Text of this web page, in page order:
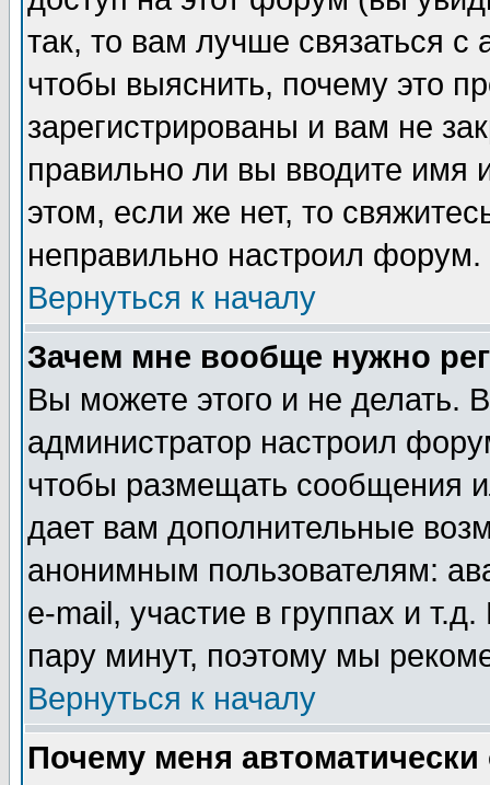
так, то вам лучше связаться
чтобы выяснить, почему это
зарегистрированы и вам не
правильно ли вы вводите
этом, если же нет, то
неправильно настроил форум.
Вернуться к началу
Зачем мне вообще нужно
Вы можете этого и не делать.
администратор настроил
чтобы размещать сообщения
дает вам дополнительные
анонимным пользователям:
e-mail, участие в группах и
пару минут, поэтому мы
Вернуться к началу
Почему меня автоматически